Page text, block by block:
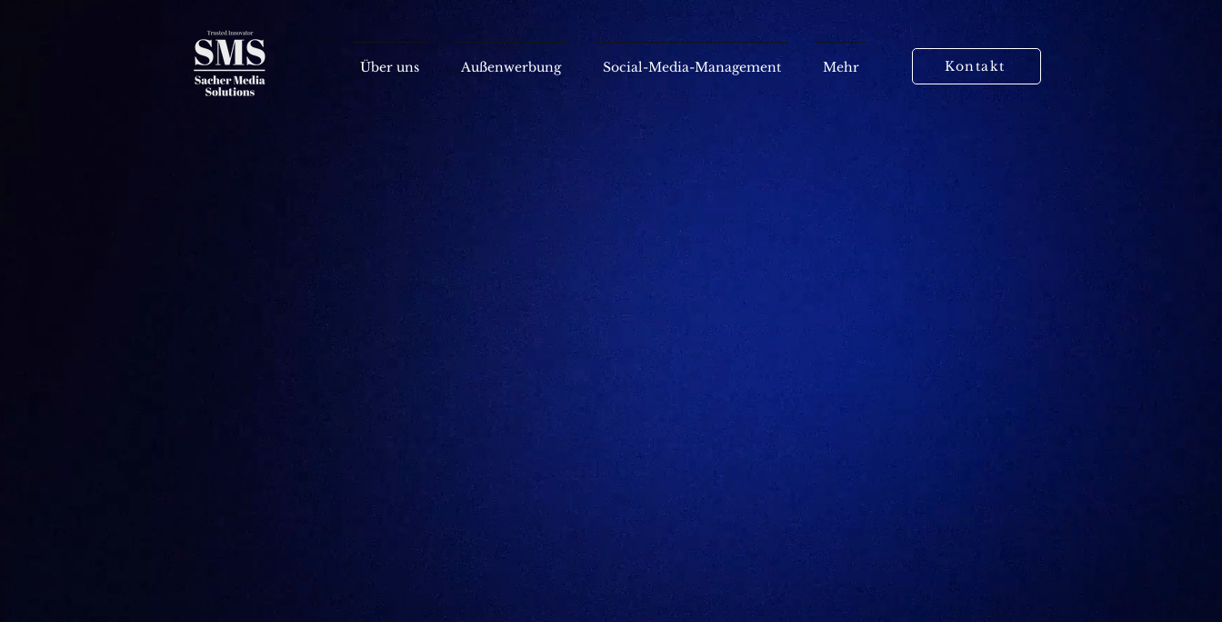
Über uns Außenwerbung Social-Media-Management Mehr Kontakt
SACHER MEDIA
SOLUTIONS
Dein Unternehmen, über klassische Außenwerbung,
bis hin zu Event- und Messeverleih!
Alles was Du brauchst, aus einer Hand!